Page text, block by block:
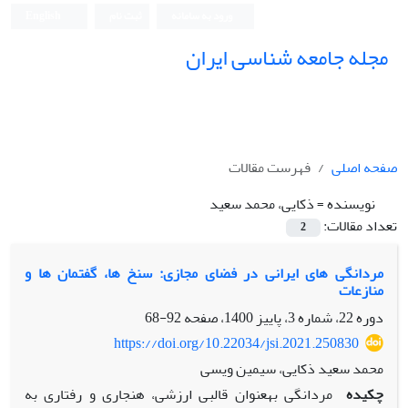
مجله جامعه شناسی ایران
صفحه اصلی
فهرست مقالات
نویسنده =ذکایی، محمد سعید
تعداد مقالات:
2
مردانگی های ایرانی در فضای مجازی: سنخ ها، گفتمان ها و
منازعات
دوره 22، شماره 3، پاییز 1400، صفحه
92-68
https://doi.org/10.22034/jsi.2021.250830
محمد سعید ذکایی، سیمین ویسی
چکیده مردانگی به­عنوان قالبی ارزشی، هنجاری و رفتاری به